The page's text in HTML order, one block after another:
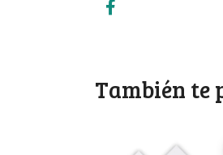
También te